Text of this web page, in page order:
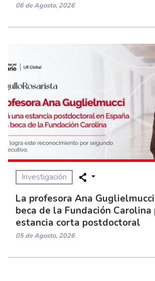
06 de Agosto, 2026
Investigación
La profesora Ana
beca de la Fundación Carolina
estancia corta postdoctoral
05 de Agosto, 2026